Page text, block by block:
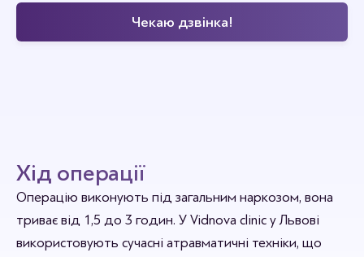
Хід операції
Операцію виконують під загальним наркозом, вона
триває від 1,5 до 3 годин. У Vidnova clinic у Львові
використовують сучасні атравматичні техніки, що